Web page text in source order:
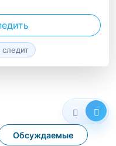
Обсуждаемые